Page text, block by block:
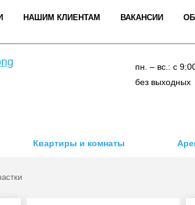
Квартиры и комнаты
НАШИМ КЛИЕНТАМ ВАКАНСИИ
пн. – вс.: с
без выходных